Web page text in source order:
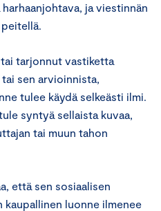
ja viestinnän
tarjonnut vastiketta
sen arvioinnista,
tulee käydä selkeästi ilmi.
syntyä sellaista kuvaa,
tai muun tahon
että sen sosiaalisen
luonne ilmenee